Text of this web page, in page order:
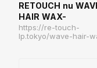
RETOUCH nu
HAIR WAX-
https://re-touch-
lp.tokyo/wave-hair-